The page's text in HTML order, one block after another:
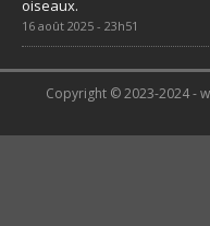
oiseaux.
16 août 2025 - 23h51
Copyright © 2023-2024 -